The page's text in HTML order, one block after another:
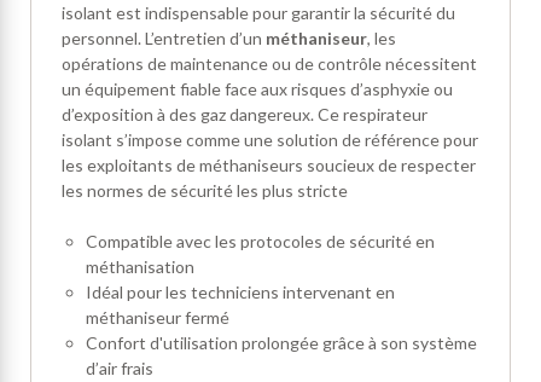
isolant est indispensable pour garantir la sécurité du
personnel. L’entretien d’un méthaniseur, les
opérations de maintenance ou de contrôle nécessitent
un équipement fiable face aux risques d’asphyxie ou
d’exposition à des gaz dangereux. Ce respirateur
isolant s’impose comme une solution de référence pour
les exploitants de méthaniseurs soucieux de respecter
les normes de sécurité les plus stricte
Compatible avec les protocoles de sécurité en
méthanisation
Idéal pour les techniciens intervenant en
méthaniseur fermé
Confort d'utilisation prolongée grâce à son système
d’air frais